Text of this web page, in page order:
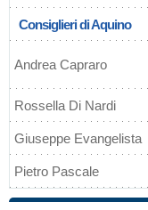
Consiglieri di Aquino
Andrea Capraro
Rossella Di Nardi
Giuseppe Evangelista
Pietro Pascale